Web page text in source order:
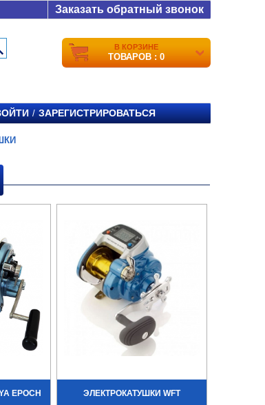
Заказать обратный звонок
В КОРЗИНЕ
ТОВАРОВ : 0
/ ЗАРЕГИСТРИРОВАТЬСЯ
EPOCH ЭЛЕКТРОКАТУШКИ WFT